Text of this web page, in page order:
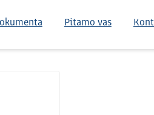
Pitamo vas